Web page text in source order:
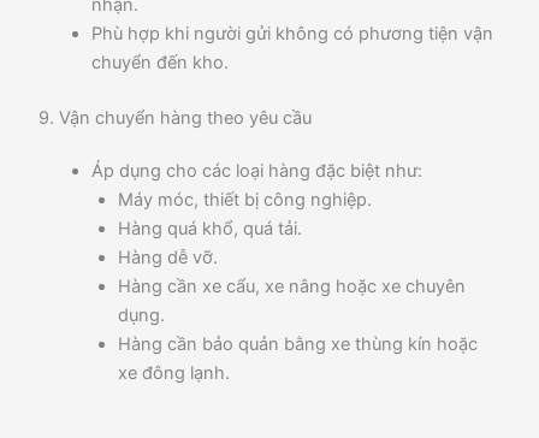
nhận.
Phù hợp khi người gửi không có phương tiện vận
chuyển đến kho.
9. Vận chuyển hàng theo yêu cầu
Áp dụng cho các loại hàng đặc biệt như:
Máy móc, thiết bị công nghiệp.
Hàng quá khổ, quá tải.
Hàng dễ vỡ.
Hàng cần xe cẩu, xe nâng hoặc xe chuyên
dụng.
Hàng cần bảo quản bằng xe thùng kín hoặc
xe đông lạnh.